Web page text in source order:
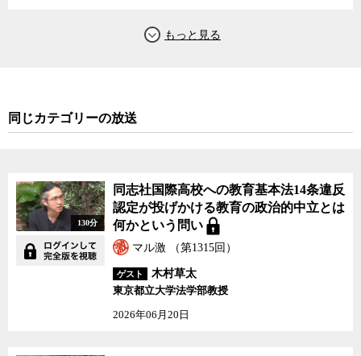
同じカテゴリーの放送
130分
同志社国際高校への教育基本法14条違反
認定が投げかける教育の政治的中立とは
何かという問い
マル激 （第1315回）
ゲスト
木村草太
東京都立大学法学部教授
2026年06月20日